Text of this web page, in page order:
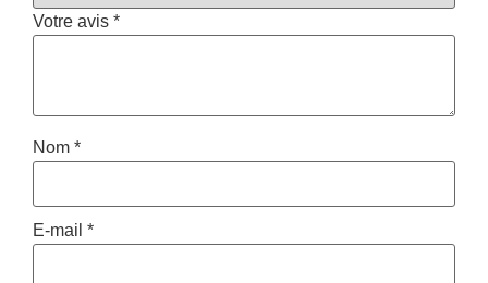
Votre avis *
Nom *
E-mail *